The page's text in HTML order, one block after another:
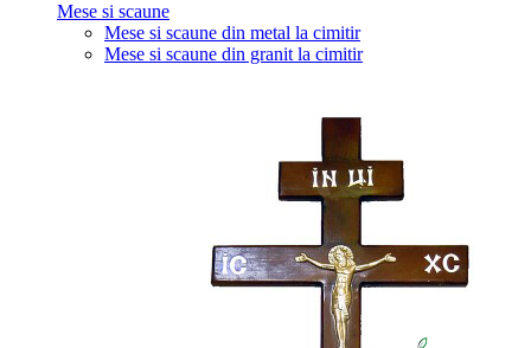
Mese si scaune
Mese si scaune din metal la cimitir
Mese si scaune din granit la cimitir